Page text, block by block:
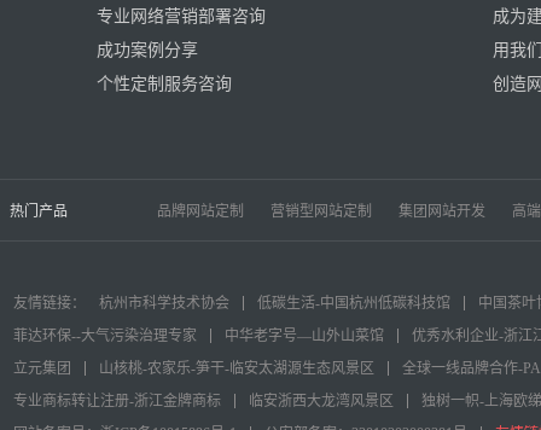
专业网络营销部署咨询
成功案例分享
个性定制服务咨询
成为
用我
创造
热门产品 品牌网站定制 营销型网站定制 集团网站开发 高
友情链接： 杭州市科学技术协会 低碳生活-中国杭州低碳科技馆
中国茶叶
菲达环保--大气污染治理专家
中华老字号—山外山菜馆
优秀水利企业-浙江
立元集团
山核桃-农家乐-笋干-临安太湖源生态风景区
全球一线品牌合作-
专业商标转让注册-浙江金牌商标
临安浙西大龙湾风景区
独树一帜-上海欧